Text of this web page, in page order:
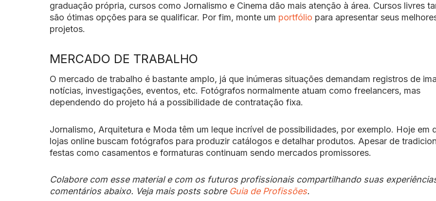
graduação própria, cursos como Jornalismo e Cinema dão mais atenção à área. Cursos livres
são ótimas opções para se qualificar. Por fim, monte um portfólio para apresentar seus
projetos.
MERCADO DE TRABALHO
O mercado de trabalho é bastante amplo, já que inúmeras situações demandam registros de
notícias, investigações, eventos, etc. Fotógrafos normalmente atuam como freelancers, mas
dependendo do projeto há a possibilidade de contratação fixa.
Jornalismo, Arquitetura e Moda têm um leque incrível de possibilidades, por exemplo. Hoje em
lojas online buscam fotógrafos para produzir catálogos e detalhar produtos. Apesar de
festas como casamentos e formaturas continuam sendo mercados promissores.
Colabore com esse material e com os futuros profissionais compartilhando suas
comentários abaixo. Veja mais posts sobre Guia de Profissões.